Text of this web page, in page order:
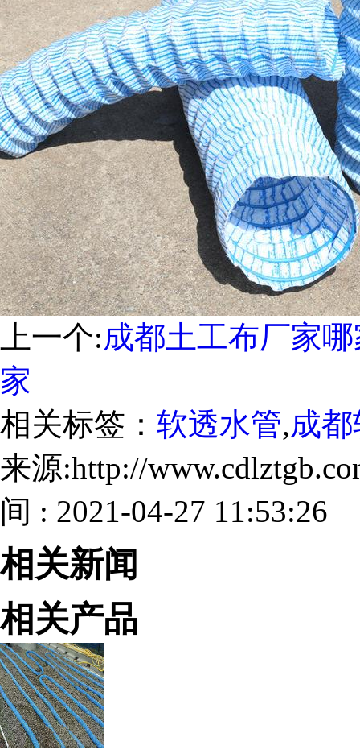
上一个:成都土工布厂家
家
相关标签： 软透水管,成
来源:http://
间 : 2021-04-27 11:53:26
相关新闻
相关产品